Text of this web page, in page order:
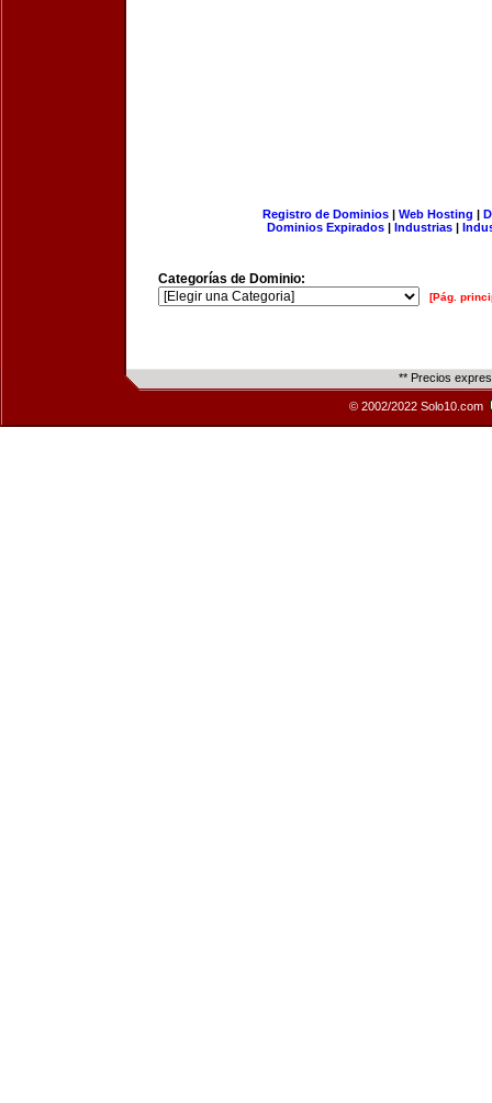
Registro de Dominios| Web Hosting |
Dominios Expirados | Industrias |
Categorías de Dominio:
[Pág.
** Precios
© 2002/2022 Solo10.com